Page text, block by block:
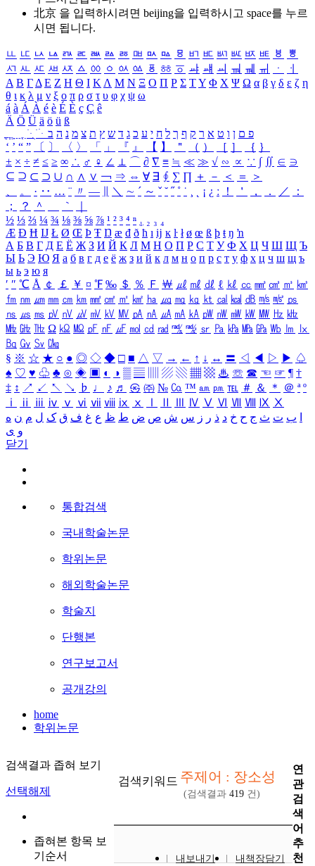
北京 을 입력하시려면 beijing을 입력하시고 space를 누르
시면 됩니다.
ㅥ ㅦ ㅧ ㅨ ㅩ ㅪ ㅫ ㅬ ㅭ ㅮ ㅯ ㅰ ㅱ ㅲ ㅳ ㅴ ㅵ ㅶ ㅷ ㅸ
ㅹ
ㅺ ㅻ ㅼ ㅽ ㅾ ㅿ ㆀ ㆁ ㆂ ㆃ ㆄ ㆅ ㆆ ㆇ ㆈ ㆉ ㆊ ㆋ ㆌ ㆍ
ㆎ
Α Β ΓΔ Ε Ζ Η Θ Ι ΚΛ Μ Ν Ξ Ο Π Ρ Σ ΤΥ Φ Χ Ψ Ω α β γ δ ε ζ η
θ ι κ λ μ ν ξ ο π ρ σ τ υ φ χ ψ ω
á à Á À é è É È ç Ç ê
Ä Ö Ü ä ö ü ß
ִֶֹ ֻּ ׁׂ פ ם ן ו ט א ר ק ף ך ל ח י ע כ ג ד ש ץ ת צ מ נ ה ב
‘ ’ “ ” 〔 〕 〈 〉 「 」 『 』 【 】 ＂ （ ） ［ ］ ｛ ｝
± × ÷ ≠ ≤ ≥ ∞ ∴ ♂ ♀ ∠ ⊥ ⌒ ∂ ∇ ≡ ≒ ≪ ≫ √ ∽ ∝ ∵ ∫ ∬ ∈ ∋
⊆ ⊇ ⊂ ⊃ ∪ ∩ ∧ ∨ ￢ ⇒ ⇔ ∀ ∃ ∮ ∑ ∏ ＋ － ＜ ＝
＞
、
。 · ‥ … ¨ 〃 ― ＼ ∼ ´ ～ ˇ ˘ ˝ ˚ ˙ ¸ ¡ ¿ ː ！ ＇ ， ． ／
：
；
？ ＾ ｀
½ ⅓ ⅔ ¼ ¾ ⅛ ⅜ ⅝ ⅞ ¹ ² ³ ⁴ ⁿ ₁ ₂ ₃ ₄
Æ Ð Ħ Ĳ Ł Ø Œ Þ Ŧ Ŋ æ đ ð ħ ı ĳ ĸ ŀ ł ø œ ß þ ŧ ŋ ŉ
А Б В Г Д Е Ё Ж З И Й К Л М Н О П Р С Т У Ф Х Ц Ч Ш Щ Ъ
Ы Ь Э Ю Я а б в г д е ё ж з и й к л м н о п р с т у ф х ц ч ш щ ъ
ы ь э ю я
′ ″ ℃ Å ￠ ￡ ￥ ¤ ℉ ‰ ＄ ％ Ｆ ￦ ㎕ ㎖ ㎗ ℓ ㎘ ㏄ ㎣ ㎤ ㎥ ㎦
㎙ ㎚ ㎛ ㎜ ㎝ ㎞ ㎟ ㎠ ㎡ ㎢ ㏊ ㎍ ㎎ ㎏ ㏏ ㎈ ㎉ ㏈ ㎧ ㎨ ㎰
㎱ ㎲ ㎳ ㎴ ㎵ ㎶ ㎷ ㎸ ㎹ ㎀ ㎁ ㎂ ㎃ ㎄ ㎺ ㎻ ㎽ ㎾ ㎿ ㎐ ㎑
㎒ ㎓ ㎔ Ω ㏀ ㏁ ㎊ ㎋ ㎌ ㏖ ㏅ ㎭ ㎮ ㎯ ㏛ ㎩ ㎪ ㎫ ㎬ ㏝ ㏐
㏓
㏃ ㏉ ㏜ ㏆
§ ※ ☆ ★ ○ ● ◎ ◇ ◆ □ ■ △ ▽ → ← ↑ ↓ ↔ 〓 ◁ ◀ ▷ ▶ ♤
♠ ♡ ♥ ♧ ♣ ⊙ ◈ ▣ ◐ ◑ ▒ ▤ ▨ ▧ ▦ ▩ ♨ ☏ ☎ ☜ ☞ ¶ †
‡ ↕ ↗ ↙ ↖ ↘ ♭ ♩ ♪ ♬ ㉿ ㈜ № ㏇ ™ ㏂ ㏘ ℡ ＃ ＆ ＊ ＠ ª º
ⅰ
ⅱ ⅲ ⅳ ⅴ ⅵ ⅶ ⅷ ⅸ ⅹ Ⅳ Ⅴ Ⅵ Ⅶ Ⅷ Ⅸ Ⅹ
ب ت ث ج ح خ د ذ ر ز س ش ص ض ط ظ ع غ ف ق ک ل م ن ه
و ی
닫기
통합검색
국내학술논문
학위논문
해외학술논문
학술지
단행본
연구보고서
공개강의
home
학위논문
검색결과 좁혀 보기
선택해제
좁혀본 항목 보
기순서
검색키워드 주제어 : 장소성
(검색결과 419 건)
내보내기
내책장담기
연
관
검
색
어
추
천